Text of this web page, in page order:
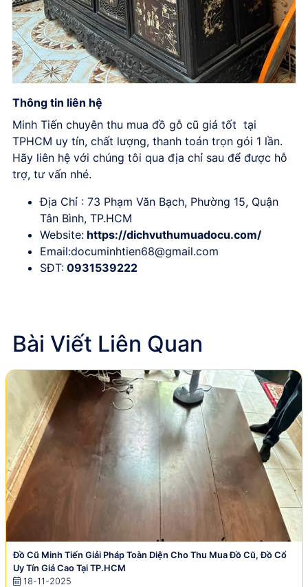
Thông tin liên hệ
Minh Tiến chuyên thu mua đồ gỗ cũ giá tốt tại
TPHCM uy tín, chất lượng, thanh toán trọn gói 1 lần.
Hãy liên hệ với chúng tôi qua địa chỉ sau để được hỗ
trợ, tư vấn nhé.
Địa Chỉ : 73 Phạm Văn Bạch, Phường 15, Quận
Tân Bình, TP.HCM
Website: https://dichvuthumuadocu.com/
Email:documinhtien68@gmail.com
SĐT: 0931539222
Bài Viết Liên Quan
Đồ Cũ Minh Tiến Giải Pháp Toàn Diện Cho Thu Mua Đồ Cũ, Đồ Cổ
Uy Tín Giá Cao Tại TP.HCM
18-11-2025